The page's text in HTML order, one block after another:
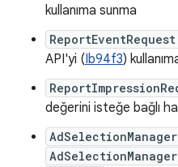
kullanıma sunma
API'yi (Ib94f3)
değerini isteğe bağlı